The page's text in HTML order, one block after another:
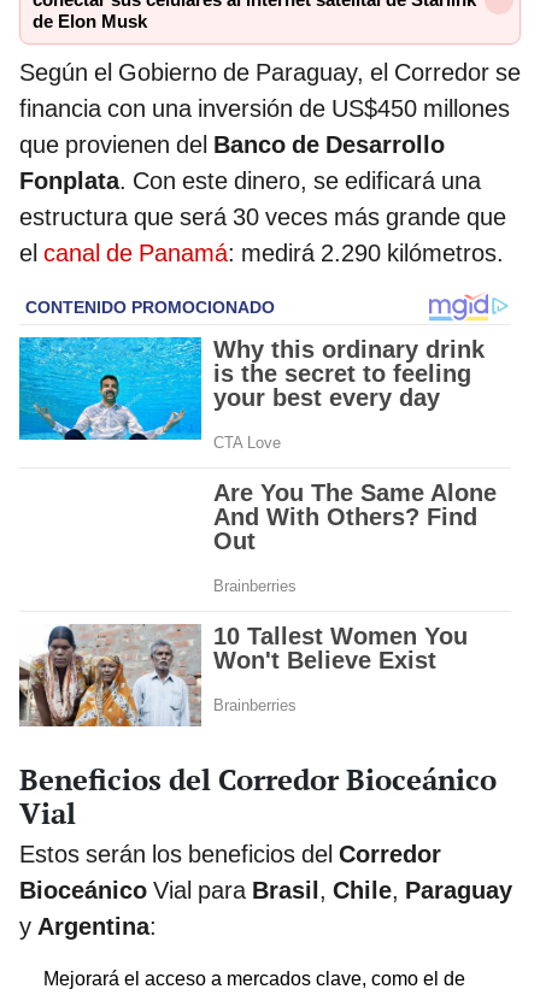
de Elon Musk
Según el Gobierno de Paraguay, el Corredor se
financia con una inversión de US$450 millones
que provienen del Banco de Desarrollo
Fonplata. Con este dinero, se edificará una
estructura que será 30 veces más grande que
el canal de Panamá: medirá 2.290 kilómetros.
Beneficios del Corredor Bioceánico
Vial
Estos serán los beneficios del Corredor
Bioceánico Vial para Brasil, Chile, Paraguay
y Argentina:
Mejorará el acceso a mercados clave, como el de